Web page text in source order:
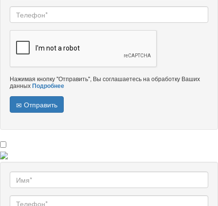
Нажимая кнопку "Отправить", Вы соглашаетесь на обработку Ваших
данныхПодробнее
Отправить